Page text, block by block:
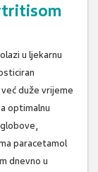
u ljekarnu
duže vrijeme
optimalnu
paracetamol
dnevno u